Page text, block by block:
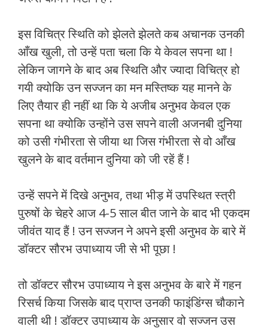
इस विचित्र स्थिति को झेलते झेलते कब अचानक उनकी
आँख खुली, तो उन्हें पता चला कि ये केवल सपना था !
लेकिन जागने के बाद अब स्थिति और ज्यादा विचित्र हो
गयी क्योकि उन सज्जन का मन मस्तिष्क यह मानने के
लिए तैयार ही नहीं था कि ये अजीब अनुभव केवल एक
सपना था क्योकि उन्होंने उस सपने वाली अजनबी दुनिया
को उसी गंभीरता से जीया था जिस गंभीरता से वो आँख
खुलने के बाद वर्तमान दुनिया को जी रहें हैं !
उन्हें सपने में दिखे अनुभव, तथा भीड़ में उपस्थित स्त्री
पुरुषों के चेहरे आज 4-5 साल बीत जाने के बाद भी एकदम
जीवंत याद हैं ! उन सज्जन ने अपने इसी अनुभव के बारे में
डॉक्टर सौरभ उपाध्याय जी से भी पूछा !
तो डॉक्टर सौरभ उपाध्याय ने इस अनुभव के बारे में गहन
रिसर्च किया जिसके बाद प्राप्त उनकी फाइंडिंग्स चौकाने
वाली थी ! डॉक्टर उपाध्याय के अनुसार वो सज्जन उस